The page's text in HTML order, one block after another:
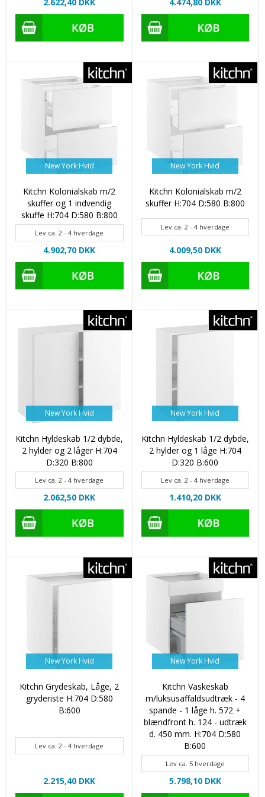
New York Hvid
Kitchn Kolonialskab m/2
skuffer og 1 indvendig
skuffe H:704 D:580 B:800
Lev ca. 2 - 4 hverdage
4.902,70 DKK
New York Hvid
Kitchn Kolonialskab m/2
skuffer H:704 D:580 B:800
Lev ca. 2 - 4 hverdage
4.009,50 DKK
New York Hvid
Kitchn Hyldeskab 1/2 dybde,
2 hylder og 2 låger H:704
D:320 B:800
Lev ca. 2 - 4 hverdage
2.062,50 DKK
New York Hvid
Kitchn Hyldeskab 1/2 dybde,
2 hylder og 1 låge H:704
D:320 B:600
Lev ca. 2 - 4 hverdage
1.410,20 DKK
New York Hvid
Kitchn Grydeskab, Låge, 2
gryderiste H:704 D:580
B:600
Lev ca. 2 - 4 hverdage
2.215,40 DKK
New York Hvid
Kitchn Vaskeskab
m/luksusaffaldsudtræk - 4
spande - 1 låge h. 572 +
blændfront h. 124 - udtræk
d. 450 mm. H:704 D:580
B:600
Lev ca. 5 hverdage
5.798,10 DKK